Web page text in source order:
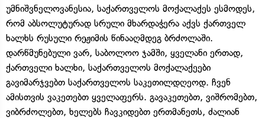
უმნიშვნელოვანესია, საქართველოს მოქალაქეს ესმოდეს,
რომ აბსოლუტურად სრული მხარდაჭერა აქვს ქართველ
ხალხს რუსული რეჟიმის წინააღმდეგ ბრძოლაში.
დარწმუნებული ვარ, საბოლოო ჯამში, ყველანი ერთად,
ქართველი ხალხი, საქართველოს მოქალაქეები
გავიმარჯვებთ საქართველოს საკეთილდღეოდ. ჩვენ
ამისთვის ვაკეთებთ ყველაფერს. გავაკეთებთ, ვიშრომებთ,
ვიბრძოლებთ, ხელებს ჩავკიდებთ ერთმანეთს, ძალიან